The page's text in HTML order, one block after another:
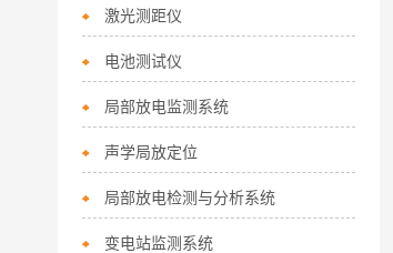
激光测距仪
电池测试仪
局部放电监测系统
声学局放定位
局部放电检测与分析系统
变电站监测系统